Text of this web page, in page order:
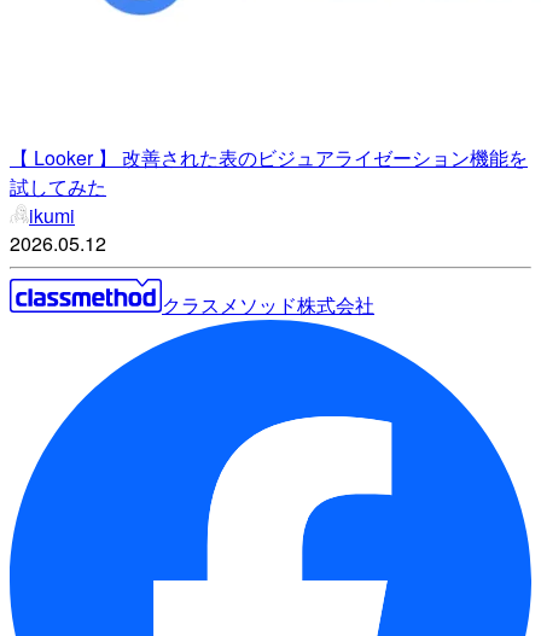
【 Looker 】 改善された表のビジュアライゼーション機能を
試してみた
ikumi
2026.05.12
クラスメソッド株式会社